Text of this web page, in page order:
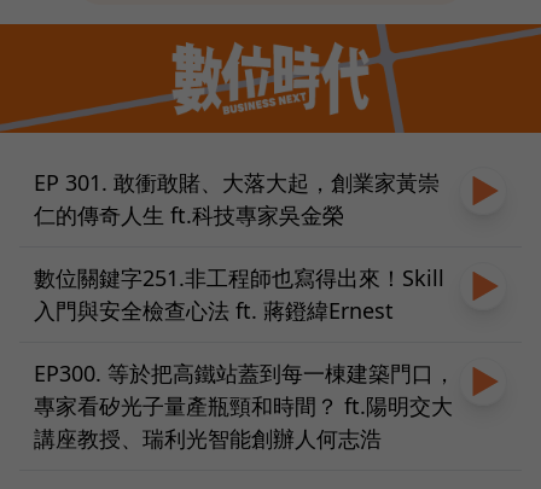
EP 301. 敢衝敢賭、大落大起，創業家黃崇
仁的傳奇人生 ft.科技專家吳金榮
數位關鍵字251.非工程師也寫得出來！Skill
入門與安全檢查心法 ft. 蔣鐙緯Ernest
EP300. 等於把高鐵站蓋到每一棟建築門口，
專家看矽光子量產瓶頸和時間？ ft.陽明交大
講座教授、瑞利光智能創辦人何志浩